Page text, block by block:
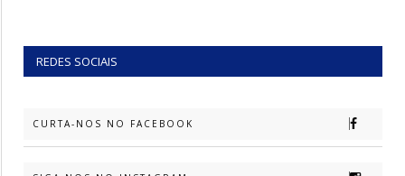
REDES SOCIAIS
CURTA-NOS NO FACEBOOK